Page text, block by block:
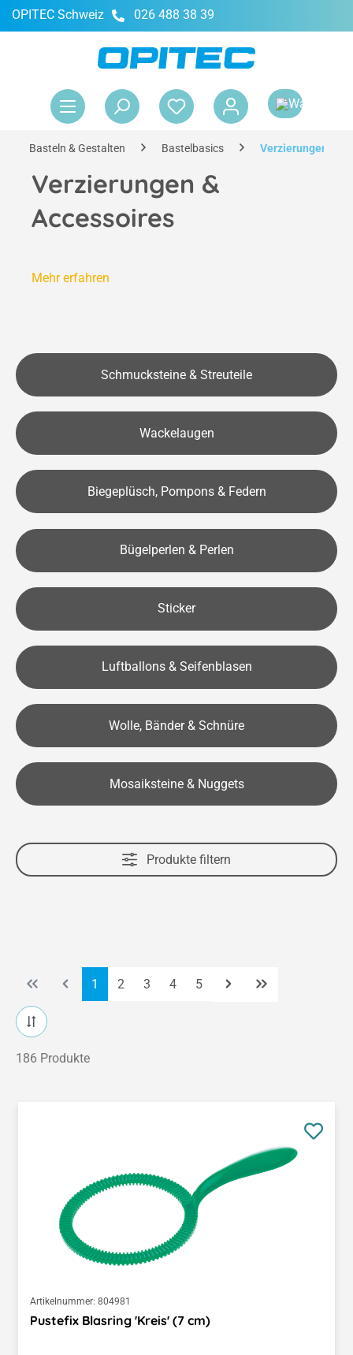
springen
OPITEC Schweiz 026 488 38 39
Basteln & Gestalten Bastelbasics Verzierungen &
Verzierungen &
Accessoires
Mehr erfahren
Schmucksteine & Streuteile
Wackelaugen
Biegeplüsch, Pompons & Federn
Bügelperlen & Perlen
Sticker
Luftballons & Seifenblasen
Wolle, Bänder & Schnüre
Mosaiksteine & Nuggets
Produkte filtern
Seite
1 Seite
2 Seite
3 Seite
4 Seite
5
186 Produkte
Artikelnummer: 804981
Pustefix Blasring 'Kreis' (7 cm)